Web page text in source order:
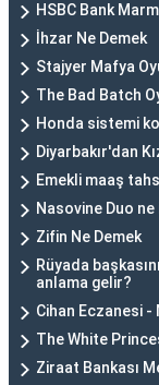
HSBC Bank
İhzar Ne Demek
Stajyer Mafya
The Bad Batch
Honda sistemi
Diyarbakır'dan
Emekli maaş
Nasovine Duo
Zifin Ne Demek
Rüyada
anlama gelir?
Cihan Eczanesi -
The White
Ziraat Bankası